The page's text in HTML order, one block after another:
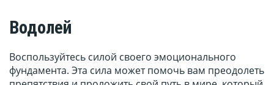
Водолей
Воспользуйтесь силой своего эмоционального
фундамента. Эта сила может помочь вам преодолеть